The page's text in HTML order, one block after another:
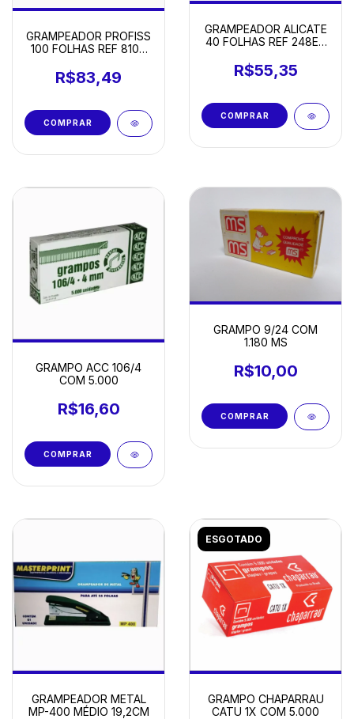
GRAMPEADOR PROFISS
100 FOLHAS REF 8100
MM ATTOMEX
R$83,49
GRAMPEADOR ALICATE
40 FOLHAS REF 248EK
26/6-8 MM
R$55,35
GRAMPO ACC 106/4
COM 5.000
R$16,60
GRAMPO 9/24 COM
1.180 MS
R$10,00
GRAMPEADOR METAL
MP-400 MÉDIO 19,2CM
ESGOTADO
GRAMPO CHAPARRAU
CATU 1X COM 5.000